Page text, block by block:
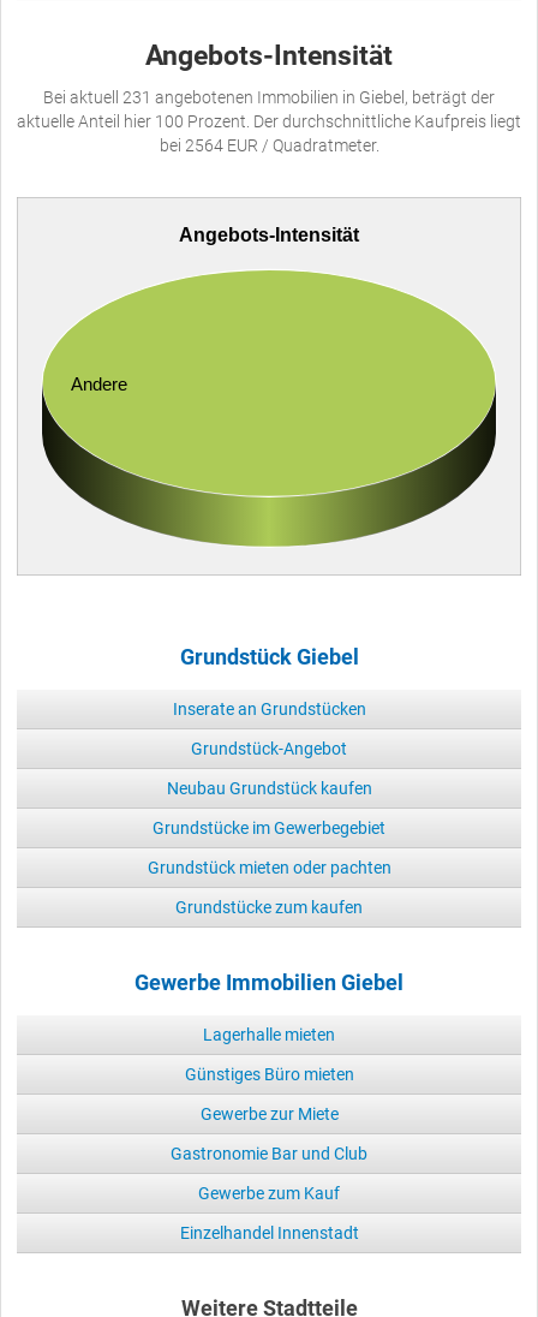
Angebots-Intensität
Bei aktuell 231 angebotenen Immobilien in Giebel, beträgt der
aktuelle Anteil hier 100 Prozent. Der durchschnittliche Kaufpreis liegt
bei 2564 EUR / Quadratmeter.
Angebots-Intensität
Andere
Grundstück Giebel
Inserate an Grundstücken
Grundstück-Angebot
Neubau Grundstück kaufen
Grundstücke im Gewerbegebiet
Grundstück mieten oder pachten
Grundstücke zum kaufen
Gewerbe Immobilien Giebel
Lagerhalle mieten
Günstiges Büro mieten
Gewerbe zur Miete
Gastronomie Bar und Club
Gewerbe zum Kauf
Einzelhandel Innenstadt
Weitere Stadtteile